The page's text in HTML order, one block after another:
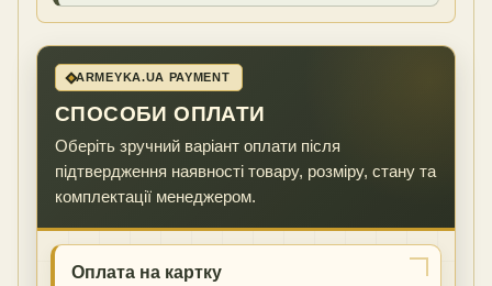
ARMEYKA.UA PAYMENT
СПОСОБИ ОПЛАТИ
Оберіть зручний варіант оплати після
підтвердження наявності товару, розміру, стану та
комплектації менеджером.
Оплата на картку